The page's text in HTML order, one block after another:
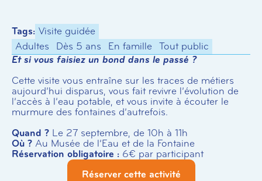
Tags: Visite guidée
Adultes
Dès 5 ans En famille Tout public
Et si vous faisiez un bond dans le passé ?
Cette visite vous entraîne sur les traces de métiers
aujourd’hui disparus, vous fait revivre l’évolution de
l’accès à l’eau potable, et vous invite à écouter le
murmure des fontaines d’autrefois.
Quand ? Le 27 septembre, de 10h à 11h
Où ? Au Musée de l’Eau et de la Fontaine
Réservation obligatoire : 6€ par participant
Réserver cette activité